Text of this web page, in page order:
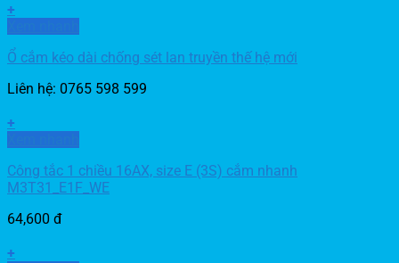
+
Ổ cắm kéo dài chống sét lan truyền thế hệ mới
Liên hệ: 0765 598 599
+
Công tắc 1 chiều 16AX, size E (3S) cắm nhanh
M3T31_E1F_WE
64,600 đ
+